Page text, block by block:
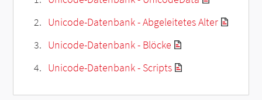
Unicode-Datenbank - Abgeleitetes Alter
Unicode-Datenbank - Blöcke
Unicode-Datenbank - Scripts